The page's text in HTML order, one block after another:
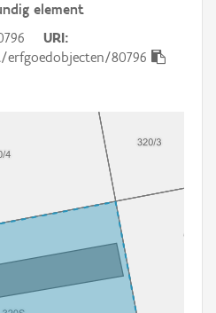
element
URI
80796